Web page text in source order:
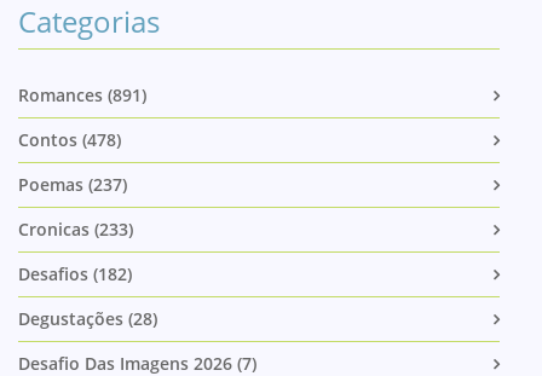
Categorias
Romances (891)
Contos (478)
Poemas (237)
Cronicas (233)
Desafios (182)
Degustações (28)
Desafio Das Imagens 2026 (7)